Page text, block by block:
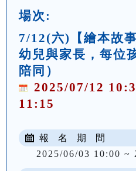
場次:
7/12(六)【繪本故
幼兒與家長，每位
陪同）
2025/07/12
11:15
報 名 期 間
2025/06/03 10:00 ~